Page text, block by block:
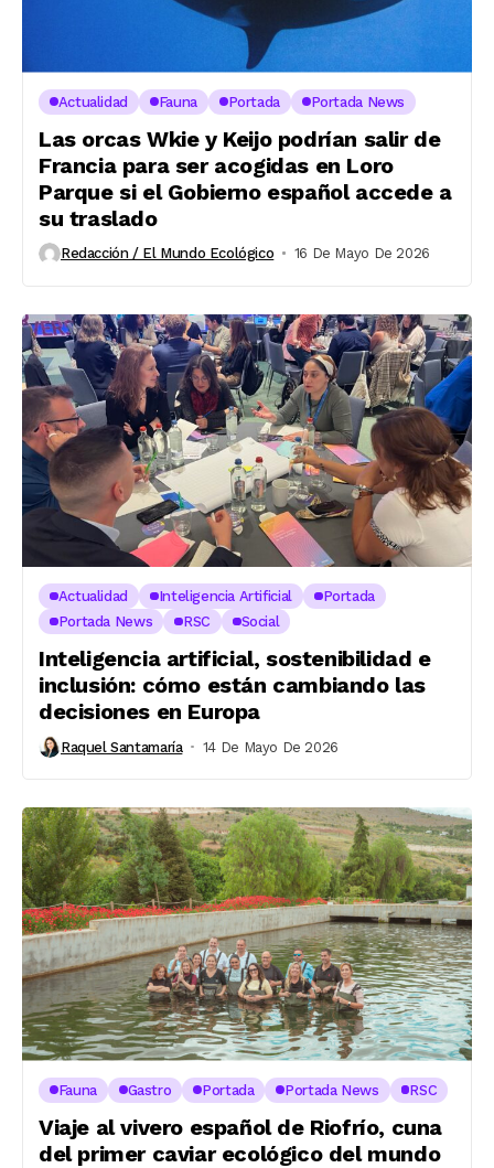
Actualidad Fauna Portada Portada News
Las orcas Wkie y Keijo podrían salir de
Francia para ser acogidas en Loro
Parque si el Gobierno español accede a
su traslado
Redacción / El Mundo Ecológico 16 De Mayo De 2026
Actualidad Inteligencia Artificial
Portada
Portada News
RSC Social
Inteligencia artificial, sostenibilidad e
inclusión: cómo están cambiando las
decisiones en Europa
Raquel Santamaría 14 De Mayo De 2026
Fauna Gastro Portada Portada News RSC
Viaje al vivero español de Riofrío, cuna
del primer caviar ecológico del mundo